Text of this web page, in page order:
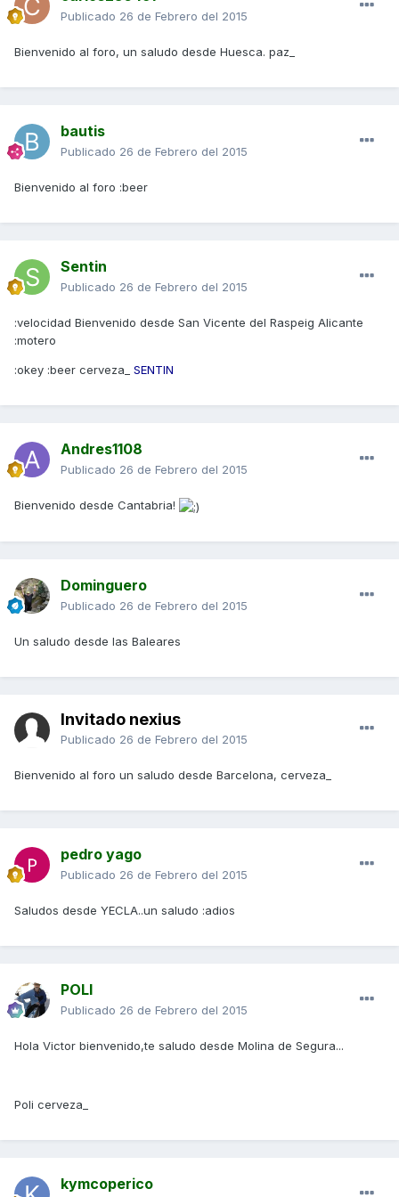
Publicado 26 de Febrero del 2015
Bienvenido al foro, un saludo desde Huesca. paz_
bautis
Publicado 26 de Febrero del 2015
Bienvenido al foro :beer
Sentin
Publicado 26 de Febrero del 2015
:velocidad Bienvenido desde San Vicente del Raspeig Alicante
:motero
:okey :beer cerveza_ SENTIN
Andres1108
Publicado 26 de Febrero del 2015
Bienvenido desde Cantabria!
Dominguero
Publicado 26 de Febrero del 2015
Un saludo desde las Baleares
Invitado nexius
Publicado 26 de Febrero del 2015
Bienvenido al foro un saludo desde Barcelona, cerveza_
pedro yago
Publicado 26 de Febrero del 2015
Saludos desde YECLA..un saludo :adios
POLI
Publicado 26 de Febrero del 2015
Hola Victor bienvenido,te saludo desde Molina de Segura...
Poli cerveza_
kymcoperico